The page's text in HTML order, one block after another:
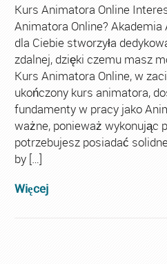
Kurs Animatora Online
Animatora Online?
dla Ciebie stworzyła
zdalnej, dzięki czemu masz
Kurs Animatora Online, w
ukończony kurs animatora,
fundamenty w pracy jako
ważne, ponieważ wykonując
potrzebujesz posiadać
by […]
Więcej